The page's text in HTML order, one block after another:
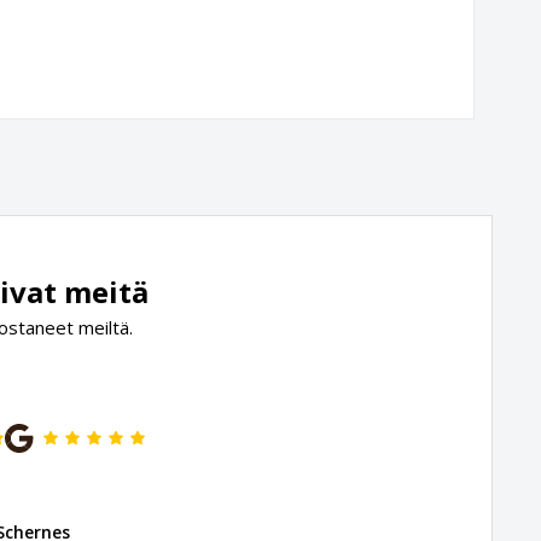
meitä
meiltä.